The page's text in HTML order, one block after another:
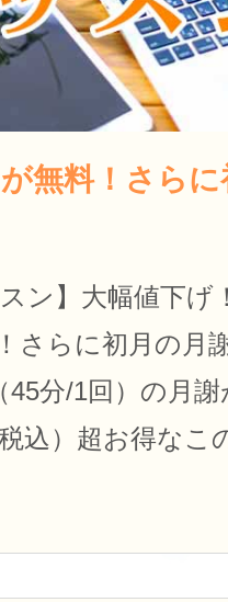
無料！さら
ン】大幅値下げ
さらに初月の月
45分/1回）の月
込）超お得なこ